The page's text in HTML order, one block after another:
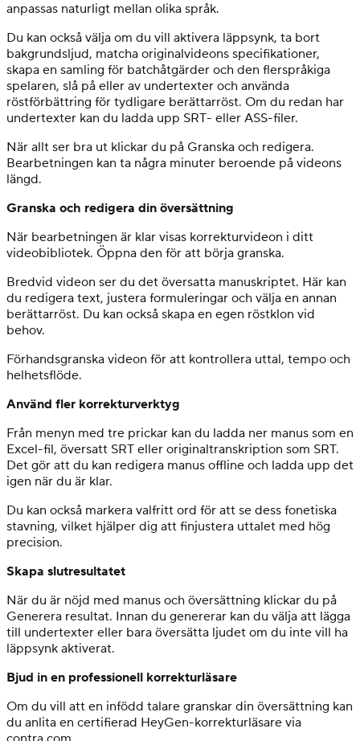
anpassas naturligt mellan olika språk.
Du kan också välja om du vill aktivera läppsynk, ta bort
bakgrundsljud, matcha originalvideons specifikationer,
skapa en samling för batchåtgärder och den flerspråkiga
spelaren, slå på eller av undertexter och använda
röstförbättring för tydligare berättarröst. Om du redan har
undertexter kan du ladda upp SRT- eller ASS-filer.
När allt ser bra ut klickar du på Granska och redigera.
Bearbetningen kan ta några minuter beroende på videons
längd.
Granska och redigera din översättning
När bearbetningen är klar visas korrekturvideon i ditt
videobibliotek. Öppna den för att börja granska.
Bredvid videon ser du det översatta manuskriptet. Här kan
du redigera text, justera formuleringar och välja en annan
berättarröst. Du kan också skapa en egen röstklon vid
behov.
Förhandsgranska videon för att kontrollera uttal, tempo och
helhetsflöde.
Använd fler korrekturverktyg
Från menyn med tre prickar kan du ladda ner manus som en
Excel-fil, översatt SRT eller originaltranskription som SRT.
Det gör att du kan redigera manus offline och ladda upp det
igen när du är klar.
Du kan också markera valfritt ord för att se dess fonetiska
stavning, vilket hjälper dig att finjustera uttalet med hög
precision.
Skapa slutresultatet
När du är nöjd med manus och översättning klickar du på
Generera resultat. Innan du genererar kan du välja att lägga
till undertexter eller bara översätta ljudet om du inte vill ha
läppsynk aktiverat.
Bjud in en professionell korrekturläsare
Om du vill att en infödd talare granskar din översättning kan
du anlita en certifierad HeyGen-korrekturläsare via